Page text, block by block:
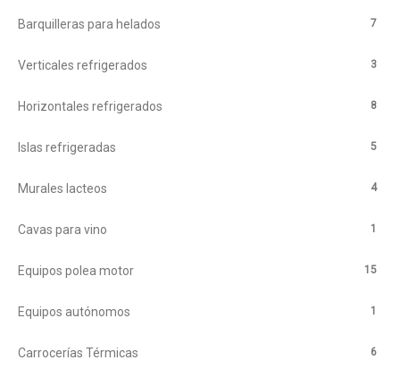
Barquilleras para helados 7
Verticales refrigerados 3
Horizontales refrigerados 8
Islas refrigeradas 5
Murales lacteos 4
Cavas para vino 1
Equipos polea motor 15
Equipos autónomos 1
Carrocerías Térmicas 6